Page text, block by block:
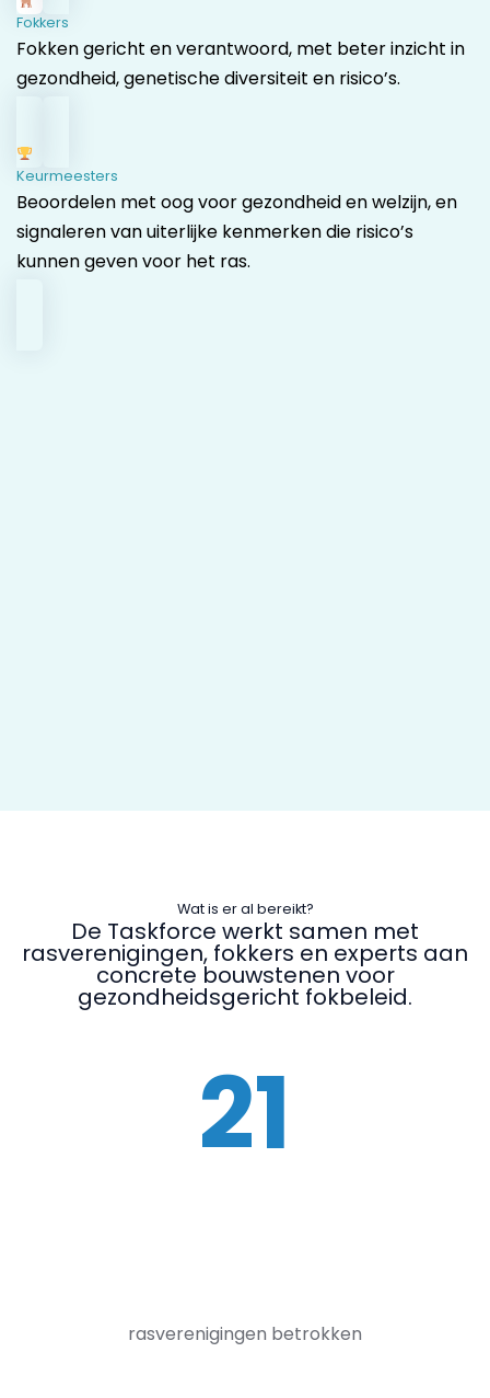
Fokkers
Fokken gericht en verantwoord, met beter inzicht in
gezondheid, genetische diversiteit en risico’s.
Keurmeesters
Beoordelen met oog voor gezondheid en welzijn, en
signaleren van uiterlijke kenmerken die risico’s
kunnen geven voor het ras.
Wat is er al bereikt?
De Taskforce werkt samen met
rasverenigingen, fokkers en experts aan
concrete bouwstenen voor
gezondheidsgericht fokbeleid.
21
rasverenigingen betrokken